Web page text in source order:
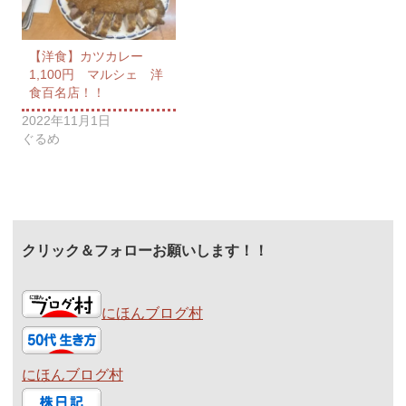
【洋食】カツカレー
1,100円 マルシェ 洋
食百名店！！
2022年11月1日
ぐるめ
クリック＆フォローお願いします！！
にほんブログ村
にほんブログ村